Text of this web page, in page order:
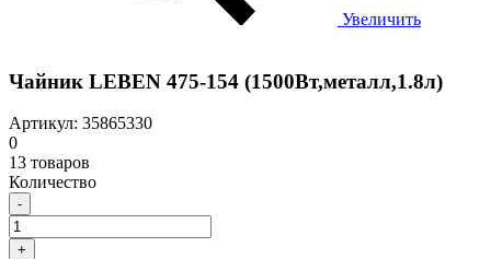
Увеличить
Чайник LEBEN 475-154 (1500Вт,металл,1.8л)
Артикул: 35865330
0
13 товаров
Количество
-
+